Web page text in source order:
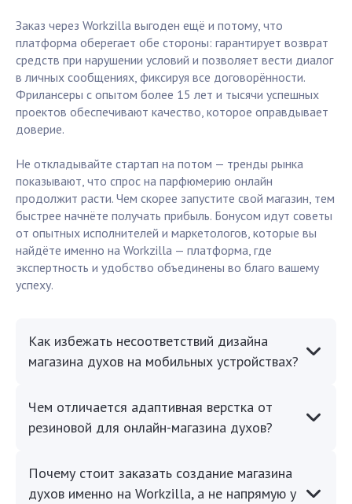
Заказ через Workzilla выгоден ещё и потому, что
платформа оберегает обе стороны: гарантирует возврат
средств при нарушении условий и позволяет вести диалог
в личных сообщениях, фиксируя все договорённости.
Фрилансеры с опытом более 15 лет и тысячи успешных
проектов обеспечивают качество, которое оправдывает
доверие.
Не откладывайте стартап на потом — тренды рынка
показывают, что спрос на парфюмерию онлайн
продолжит расти. Чем скорее запустите свой магазин, тем
быстрее начнёте получать прибыль. Бонусом идут советы
от опытных исполнителей и маркетологов, которые вы
найдёте именно на Workzilla — платформа, где
экспертность и удобство объединены во благо вашему
успеху.
Как избежать несоответствий дизайна
магазина духов на мобильных устройствах?
Чем отличается адаптивная верстка от
резиновой для онлайн-магазина духов?
Почему стоит заказать создание магазина
духов именно на Workzilla, а не напрямую у